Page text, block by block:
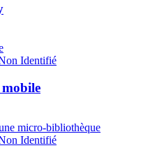
Identifié
Identifié